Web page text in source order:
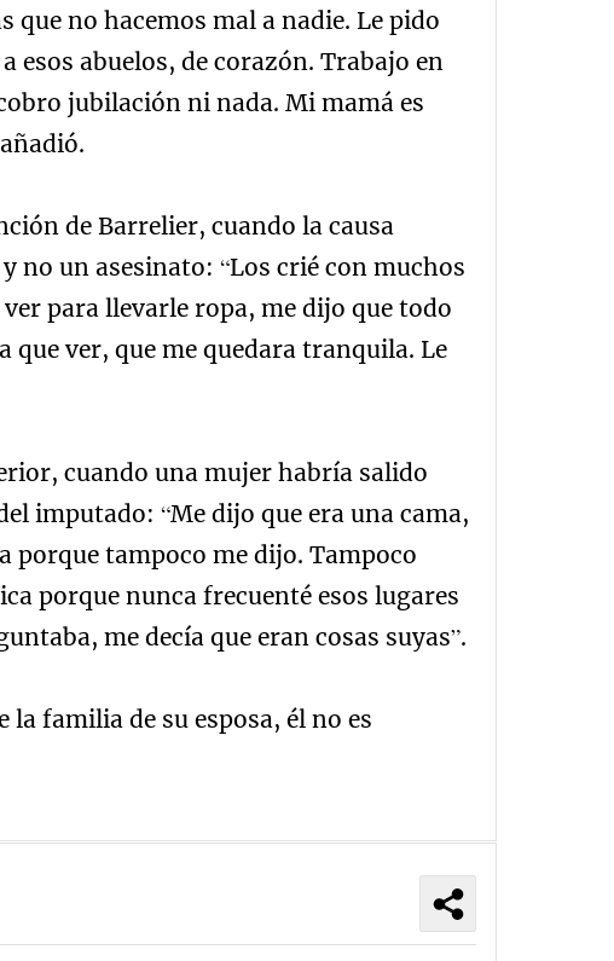
que no hacemos mal a nadie. Le pido
esos abuelos, de corazón. Trabajo en
jubilación ni nada. Mi mamá es
de Barrelier, cuando la causa
no un asesinato: “Los crié con muchos
para llevarle ropa, me dijo que todo
que ver, que me quedara tranquila. Le
cuando una mujer habría salido
imputado: “Me dijo que era una cama,
porque tampoco me dijo. Tampoco
porque nunca frecuenté esos lugares
me decía que eran cosas suyas”.
la familia de su esposa, él no es